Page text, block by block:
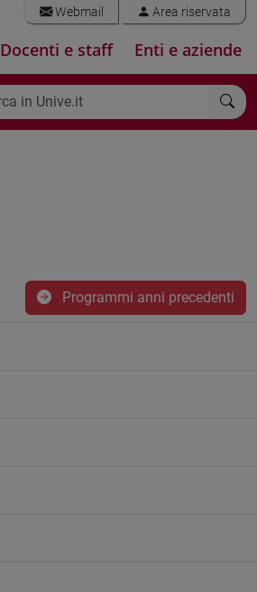
Webmail Area riservata
Docenti e staff Enti e aziende
Programmi anni precedenti